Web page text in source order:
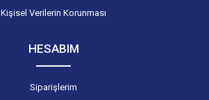
Kişisel Verilerin Korunması
HESABIM
Siparişlerim